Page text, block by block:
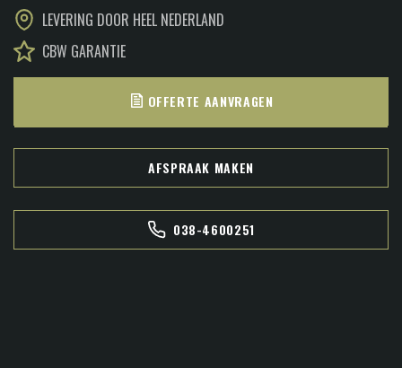
LEVERING DOOR HEEL NEDERLAND
CBW GARANTIE
OFFERTE AANVRAGEN
AFSPRAAK MAKEN
038-4600251